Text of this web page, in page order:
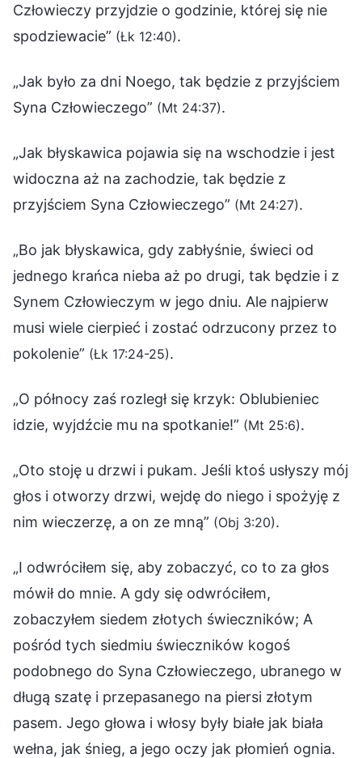
Człowieczy przyjdzie o godzinie, której się nie
spodziewacie” (Łk 12:40).
„Jak było za dni Noego, tak będzie z przyjściem
Syna Człowieczego” (Mt 24:37).
„Jak błyskawica pojawia się na wschodzie i jest
widoczna aż na zachodzie, tak będzie z
przyjściem Syna Człowieczego” (Mt 24:27).
„Bo jak błyskawica, gdy zabłyśnie, świeci od
jednego krańca nieba aż po drugi, tak będzie i z
Synem Człowieczym w jego dniu. Ale najpierw
musi wiele cierpieć i zostać odrzucony przez to
pokolenie” (Łk 17:24-25).
„O północy zaś rozległ się krzyk: Oblubieniec
idzie, wyjdźcie mu na spotkanie!” (Mt 25:6).
„Oto stoję u drzwi i pukam. Jeśli ktoś usłyszy mój
głos i otworzy drzwi, wejdę do niego i spożyję z
nim wieczerzę, a on ze mną” (Obj 3:20).
„I odwróciłem się, aby zobaczyć, co to za głos
mówił do mnie. A gdy się odwróciłem,
zobaczyłem siedem złotych świeczników; A
pośród tych siedmiu świeczników kogoś
podobnego do Syna Człowieczego, ubranego w
długą szatę i przepasanego na piersi złotym
pasem. Jego głowa i włosy były białe jak biała
wełna, jak śnieg, a jego oczy jak płomień ognia.